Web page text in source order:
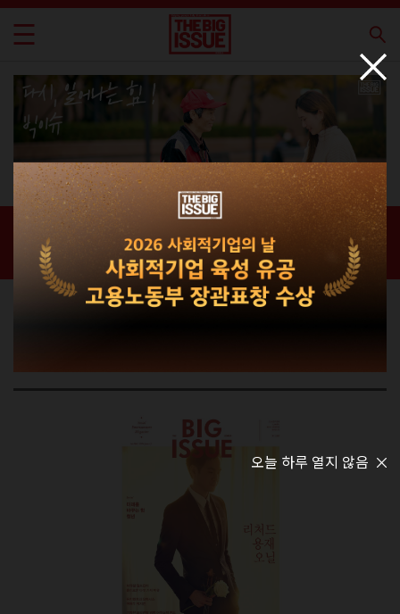
신간 · 과월호
홈 / 매거진 / 신간 · 과월호
오늘 하루 열지 않음